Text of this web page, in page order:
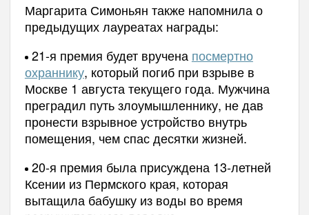
Маргарита Симоньян также напомнила о
предыдущих лауреатах награды:
21-я премия будет вручена посмертно
охраннику, который погиб при взрыве в
Москве 1 августа текущего года. Мужчина
преградил путь злоумышленнику, не дав
пронести взрывное устройство внутрь
помещения, чем спас десятки жизней.
20-я премия была присуждена 13-летней
Ксении из Пермского края, которая
вытащила бабушку из воды во время